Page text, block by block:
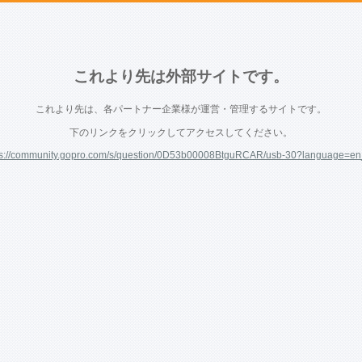
これより先は外部サイトです。
これより先は、各パートナー企業様が運営・管理するサイトです。
下のリンクをクリックしてアクセスしてください。
community.gopro.com/s/question/0D53b00008BtguRCAR/usb-